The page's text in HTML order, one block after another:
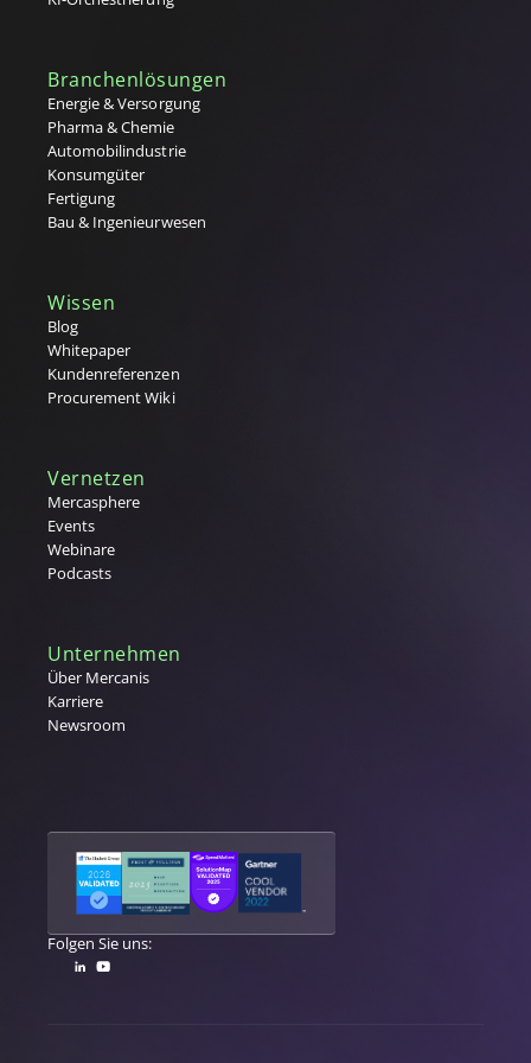
Rahmenvereinbarung
Rahmenvertrag (MSA)
RFx-Prozesse (RFI, RFQ, RFP)
S
Single Sourcing
Source to Contract (S2C)
Strategischer Einkauf
Supplier Lifecycle Management (SLM)
Supplier Relationship Management (SRM)
T
U
V
Vergabe
Warengruppe
Warengruppenmanagement
Warenwirtschaftssystem (WaWi)
X
Z
Branchenlösungen
Energie & Versorgung
Pharma & Chemie
Automobilindustrie
Konsumgüter
Fertigung
Bau & Ingenieurwesen
Wissen
Blog
Whitepaper
Kundenreferenzen
Procurement Wiki
Vernetzen
Mercasphere
Events
Webinare
Podcasts
Unternehmen
Über Mercanis
Karriere
Newsroom
Folgen Sie uns: